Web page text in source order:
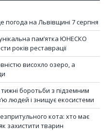
погода на Львівщині 7 серпня
пам’ятка ЮНЕСКО
років реставрації
висохло озеро, а
боротьби з підземним
людей і знищує екосистеми
кота: хто має
захистити тварин